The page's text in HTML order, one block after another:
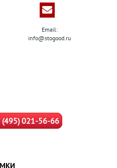
Email:
info@stogood.ru
(495) 021-56-66